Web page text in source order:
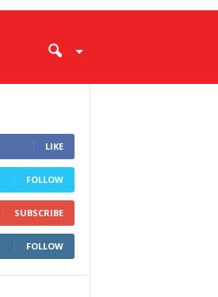
LIKE
FOLLOW
SUBSCRIBE
FOLLOW